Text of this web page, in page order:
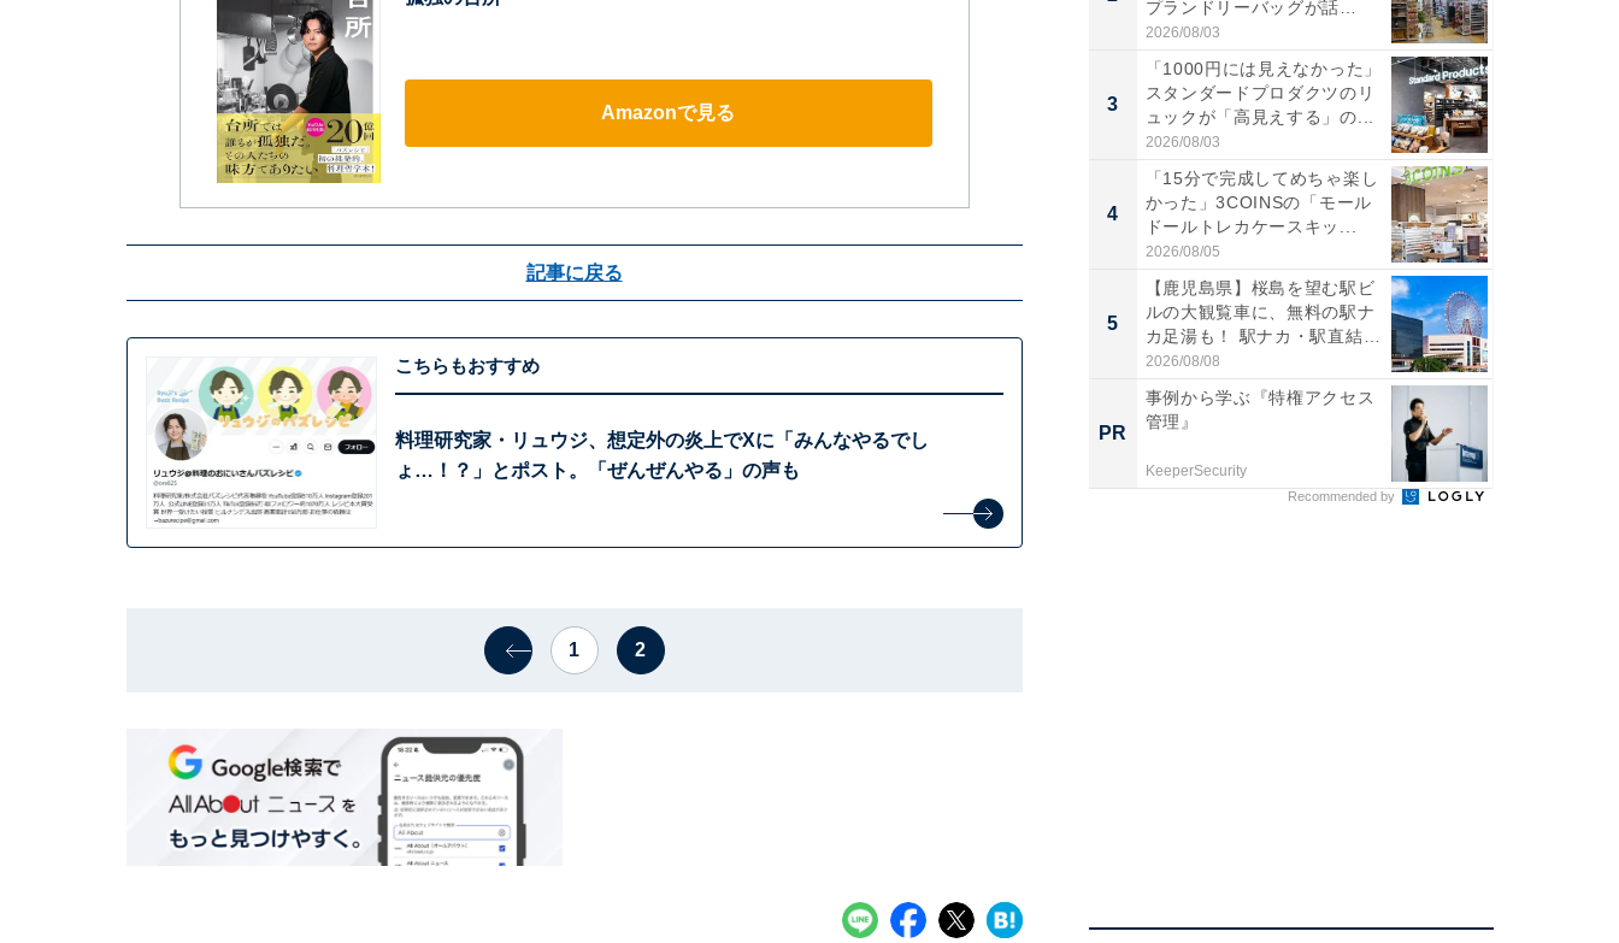
Amazonで見る
記事に戻る
こちらもおすすめ
料理研究家・リュウジ、想定外の炎上でXに「みんなやるでし
ょ…！？」とポスト。「ぜんぜんやる」の声も
1 2
プランドリーバッグが話
題。“さま...
2026/08/03
3
「1000円には見えなかった」
スタンダードプロダクツのリ
ュックが「高見えする」の...
2026/08/03
4
「15分で完成してめちゃ楽し
かった」3COINSの「モール
ドールトレカケースキッ...
2026/08/05
5
【鹿児島県】桜島を望む駅ビ
ルの大観覧車に、無料の駅ナ
カ足湯も！ 駅ナカ・駅直結
ス...
2026/08/08
PR
事例から学ぶ『特権アクセス
管理』
KeeperSecurity
Recommended by